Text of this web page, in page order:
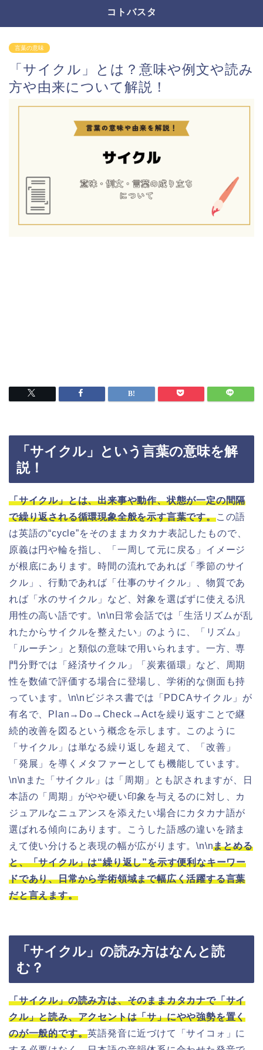
コトバスタ
言葉の意味
「サイクル」とは？意味や例文や読み
方や由来について解説！
「サイクル」という言葉の意味を解
説！
「サイクル」とは、出来事や動作、状態が一定の間隔
で繰り返される循環現象全般を示す言葉です。この語
は英語の“cycle”をそのままカタカナ表記したもので、
原義は円や輪を指し、「一周して元に戻る」イメージ
が根底にあります。時間の流れであれば「季節のサイ
クル」、行動であれば「仕事のサイクル」、物質であ
れば「水のサイクル」など、対象を選ばずに使える汎
用性の高い語です。\n\n日常会話では「生活リズムが乱
れたからサイクルを整えたい」のように、「リズム」
「ルーチン」と類似の意味で用いられます。一方、専
門分野では「経済サイクル」「炭素循環」など、周期
性を数値で評価する場合に登場し、学術的な側面も持
っています。\n\nビジネス書では「PDCAサイクル」が
有名で、Plan→Do→Check→Actを繰り返すことで継
続的改善を図るという概念を示します。このように
「サイクル」は単なる繰り返しを超えて、「改善」
「発展」を導くメタファーとしても機能しています。
\n\nまた「サイクル」は「周期」とも訳されますが、日
本語の「周期」がやや硬い印象を与えるのに対し、カ
ジュアルなニュアンスを添えたい場合にカタカナ語が
選ばれる傾向にあります。こうした語感の違いを踏ま
えて使い分けると表現の幅が広がります。\n\nまとめる
と、「サイクル」は“繰り返し”を示す便利なキーワー
ドであり、日常から学術領域まで幅広く活躍する言葉
だと言えます。
「サイクル」の読み方はなんと読
む？
「サイクル」の読み方は、そのままカタカナで「サイ
クル」と読み、アクセントは「サ」にやや強勢を置く
のが一般的です。英語発音に近づけて「サイコォ」に